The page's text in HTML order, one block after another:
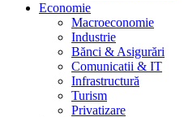
Economie
Macroeconomie
Industrie
Bănci & Asigurări
Comunicatii & IT
Infrastructură
Turism
Privatizare